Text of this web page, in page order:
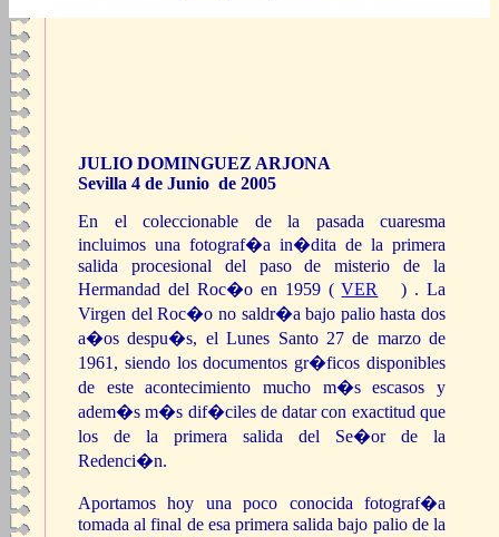
JULIO DOMINGUEZ ARJONA
Sevilla 4 de Junio de 2005
En el coleccionable de la pasada cuaresma
incluimos una fotograf�a in�dita de la primera
salida procesional del paso de misterio de la
Hermandad del Roc�o en 1959 ( VER
) . La
Virgen del Roc�o no saldr�a bajo palio hasta dos
a�os despu�s, el Lunes Santo 27 de marzo de
1961, siendo los documentos gr�ficos disponibles
de este acontecimiento mucho m�s escasos y
adem�s m�s dif�ciles de datar con exactitud que
los de la primera salida del Se�or de la
Redenci�n.
Aportamos hoy una poco conocida fotograf�a
tomada al final de esa primera salida bajo palio de la